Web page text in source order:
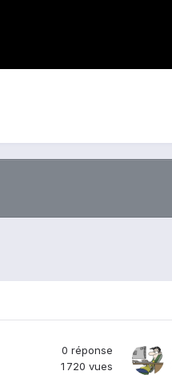
0 réponse
1 720 vues